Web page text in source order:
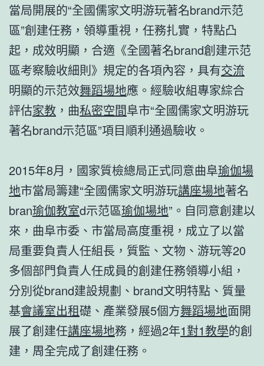
當局開展的“全國儒家文明游玩著名brand示范
區”創建任務，領導重視，任務扎實，特點凸
起，成效明顯，合適《全國著名brand創建示范
區考察驗收細則》規定的各項內容，具有交流
明顯的示范效舞蹈場地應。經驗收組專家綜合
評估家教 ，曲私密空間阜市“全國儒家文明游玩
著名brand示范區”項目順利通過驗收。
2015年8月，國家質檢總局正式同意曲阜瑜伽場
地市當局籌建“全國儒家文明游玩講座場地著名
bran瑜伽教室d示范區瑜伽場地”。自同意創建以
來，曲阜市委、市當局高度重視，成立了以當
局重要負責人任組長，質監、文物、游玩等20
多個部門負責人任成員的創建任務領導小組，
分別從brand建設規劃、brand文明特點、質量
基會議室出租礎、產業發展5個方舞蹈場地面開
展了創建任講座場地務，經過2年1對1教學的創
建，周全完成了創建任務。